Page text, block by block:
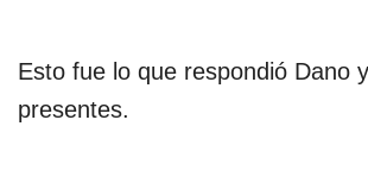
Esto fue lo que respondió Dano
presentes.